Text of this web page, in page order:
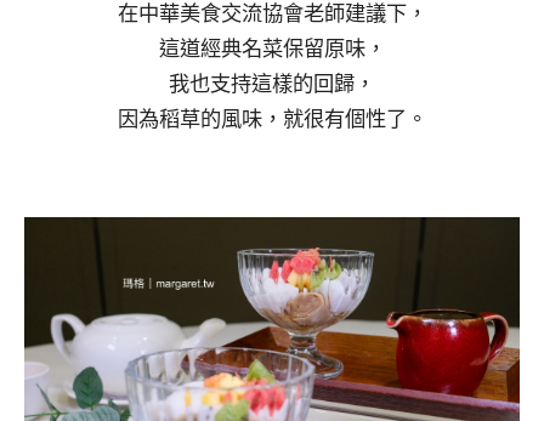
在中華美食交流協會老師建議下，
這道經典名菜保留原味，
我也支持這樣的回歸，
因為稻草的風味，就很有個性了。